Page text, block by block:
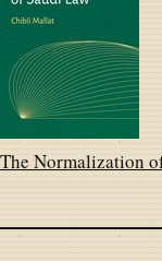
The Normalization